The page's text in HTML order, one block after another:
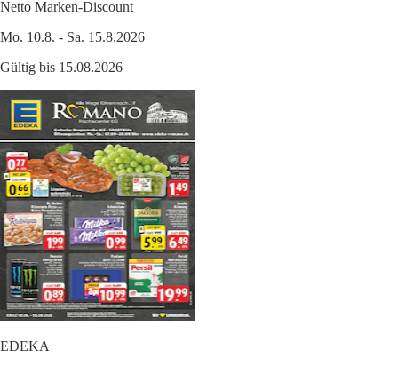
Netto Marken-Discount
Mo. 10.8. - Sa. 15.8.2026
Gültig bis 15.08.2026
EDEKA